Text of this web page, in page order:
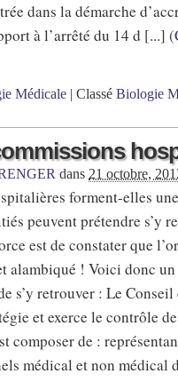
dans la démarche
à l’arrêté du 14 d [...]
Médicale | Classé Biologie
dans 21 octobre,
forment-elles
peuvent prétendre s’y
est de constater que
alambiqué ! Voici donc
s’y retrouver : Le
et exerce le contrôle
composer de :
médical et non médical